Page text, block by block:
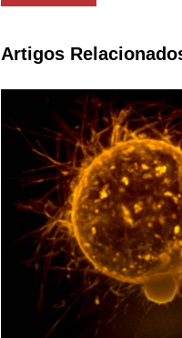
de
Post
Artigos